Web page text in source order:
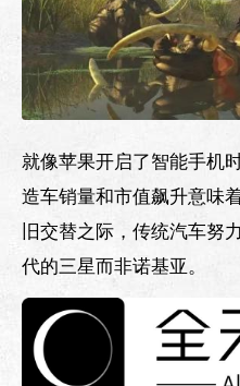
就像苹果开启了智能手机
造车销量和市值飙升意味
旧交替之际，传统汽车努
代的三星而非诺基亚。